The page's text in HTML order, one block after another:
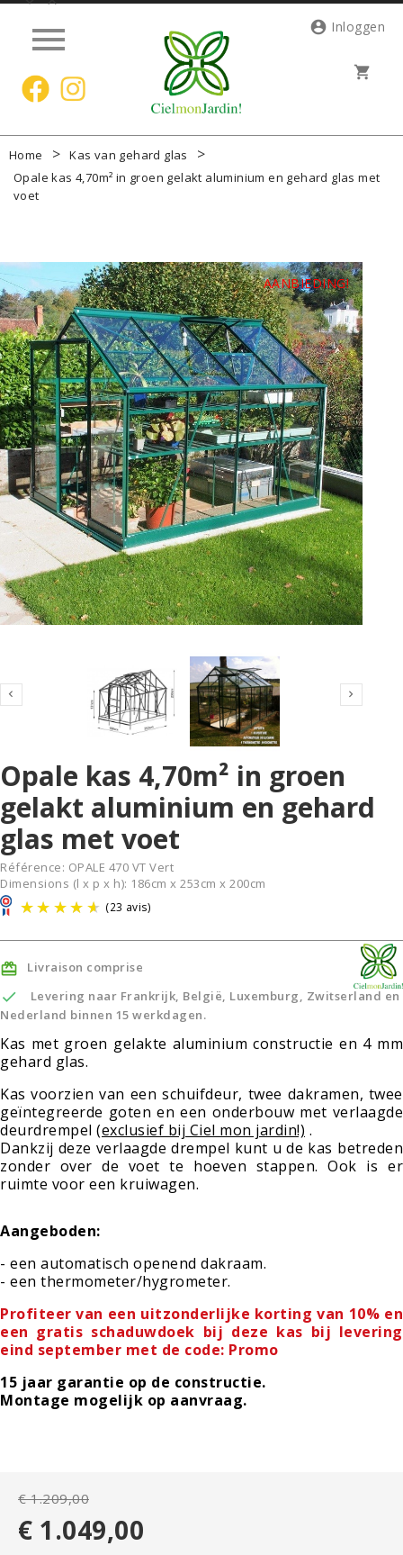

shopping_cart
 Inloggen
Home
Kas van gehard glas
Opale kas 4,70m² in groen gelakt aluminium en gehard glas met
voet
AANBIEDING!
 
Opale kas 4,70m² in groen
gelakt aluminium en gehard
glas met voet
Référence: OPALE 470 VT Vert
Dimensions (l x p x h): 186cm x 253cm x 200cm
 Livraison comprise

Levering naar Frankrijk, België, Luxemburg, Zwitserland en
Nederland binnen 15 werkdagen.
Kas met groen gelakte aluminium constructie en 4 mm
gehard glas.
Kas voorzien van een schuifdeur, twee dakramen, twee
geïntegreerde goten en een onderbouw met verlaagde
deurdrempel (exclusief bij Ciel mon jardin!) .
Dankzij deze verlaagde drempel kunt u de kas betreden
zonder over de voet te hoeven stappen. Ook is er
ruimte voor een kruiwagen.
Aangeboden:
- een automatisch openend dakraam.
- een thermometer/hygrometer.
Profiteer van een uitzonderlijke korting van 10% en
een gratis schaduwdoek bij deze kas bij levering
eind september met de code: Promo
15 jaar garantie op de constructie.
Montage mogelijk op aanvraag.
€ 1.209,00
€ 1.049,00